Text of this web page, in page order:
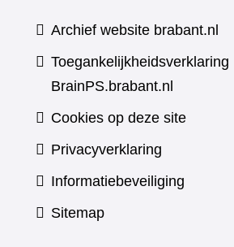
Archief website brabant.nl
Toegankelijkheidsverklaring
BrainPS.brabant.nl
Cookies op deze site
Privacyverklaring
Informatiebeveiliging
Sitemap